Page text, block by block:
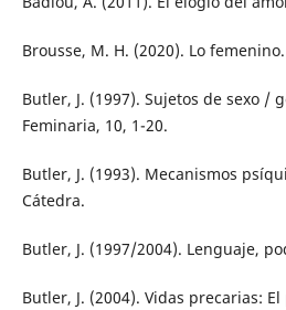
Brousse, M. H. (2020). Lo
Butler, J. (1997). Sujetos de sexo /
Feminaria, 10, 1-20.
Butler, J. (1993). Mecanismos
Cátedra.
Butler, J. (1997/2004). Lenguaje,
Butler, J. (2004). Vidas precarias: